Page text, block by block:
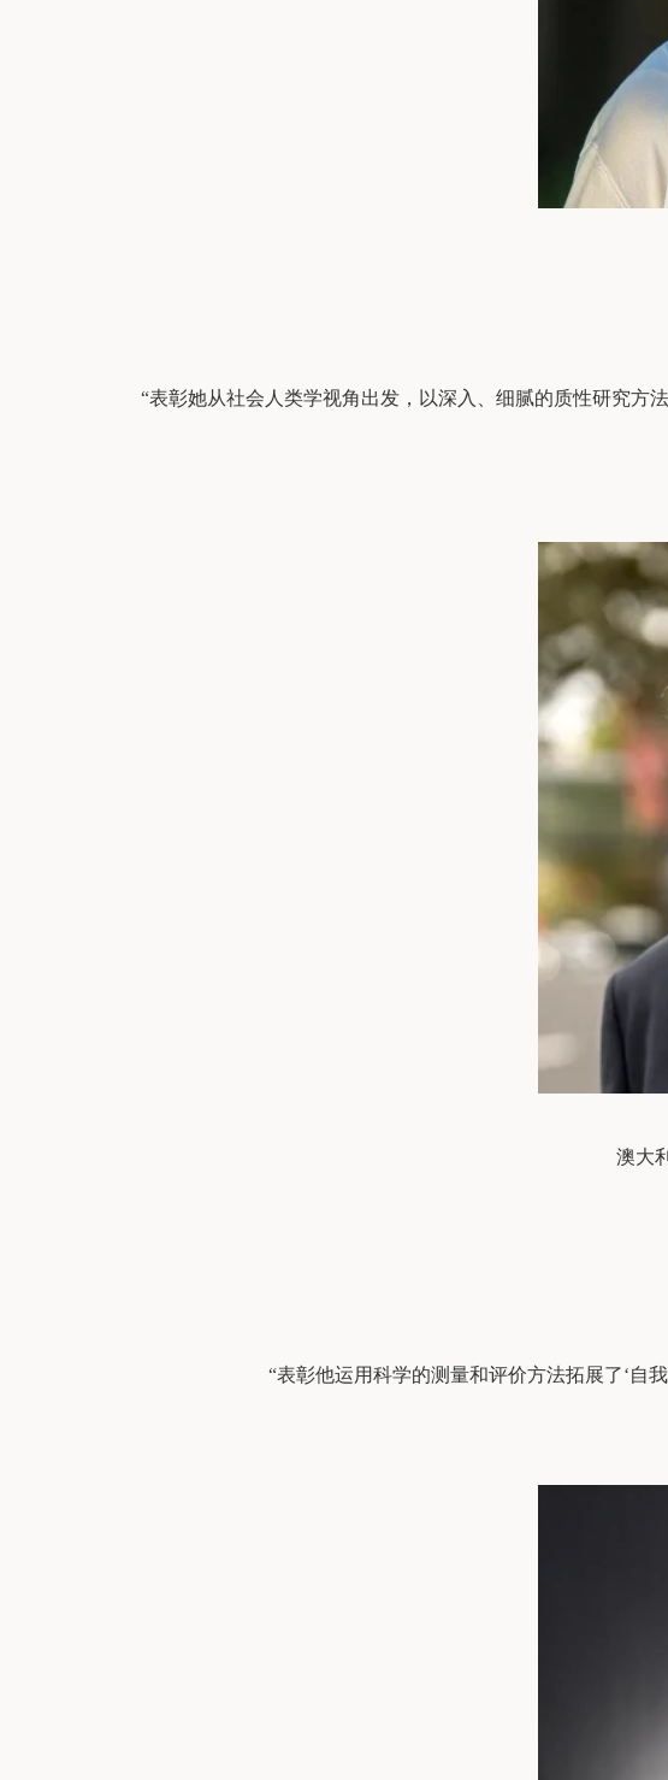
“表彰她从社会人类学视角出发，以深入、细腻的质性研究方
澳大
“表彰他运用科学的测量和评价方法拓展了‘自